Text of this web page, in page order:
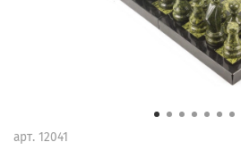
арт. 12041